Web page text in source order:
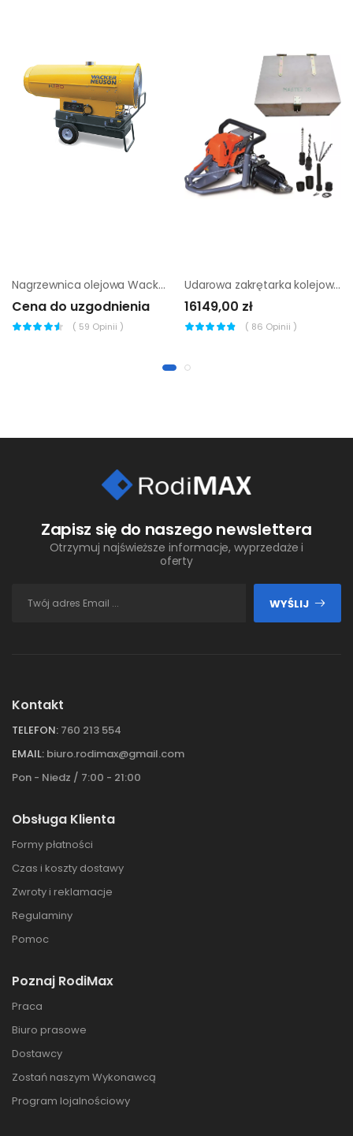
Nagrzewnica olejowa Wacker Neuson HI 120 D
Cena do uzgodnienia
( 59 Opinii )
Udarowa zakrętarka kolejowa Airtec Master 35 (zestaw) |
16149,00 zł
( 86 Opinii )
Zapisz się do naszego newslettera
Otrzymuj najświeższe informacje, wyprzedaże i
oferty
WYŚLIJ
Kontakt
TELEFON: 760 213 554
EMAIL: biuro.rodimax@gmail.com
Pon - Niedz / 7:00 - 21:00
Obsługa Klienta
Formy płatności
Czas i koszty dostawy
Zwroty i reklamacje
Regulaminy
Pomoc
Poznaj RodiMax
Praca
Biuro prasowe
Dostawcy
Zostań naszym Wykonawcą
Program lojalnościowy